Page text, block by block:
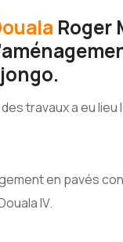
Roger
travaux a eu lieu
en pavés
IV.